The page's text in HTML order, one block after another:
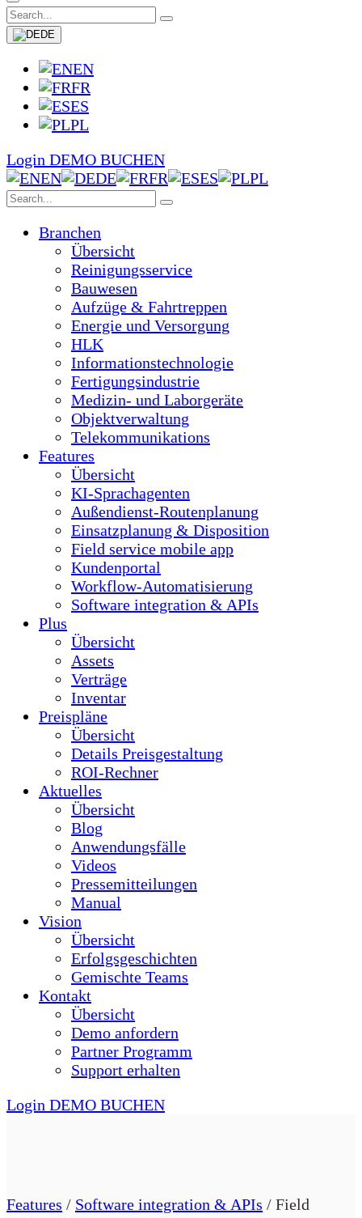
DE
EN
FR
ES
PL
Login DEMO BUCHEN
EN
DE FR ES PL
Branchen
Übersicht
Reinigungsservice
Bauwesen
Aufzüge & Fahrtreppen
Energie und Versorgung
HLK
Informationstechnologie
Fertigungsindustrie
Medizin- und Laborgeräte
Objektverwaltung
Telekommunikations
Features
Übersicht
KI-Sprachagenten
Außendienst-Routenplanung
Einsatzplanung & Disposition
Field service mobile app
Kundenportal
Workflow-Automatisierung
Software integration & APIs
Plus
Übersicht
Assets
Verträge
Inventar
Preispläne
Übersicht
Details Preisgestaltung
ROI-Rechner
Aktuelles
Übersicht
Blog
Anwendungsfälle
Videos
Pressemitteilungen
Manual
Vision
Übersicht
Erfolgsgeschichten
Gemischte Teams
Kontakt
Übersicht
Demo anfordern
Partner Programm
Support erhalten
Login DEMO BUCHEN
Features / Software integration & APIs / Field